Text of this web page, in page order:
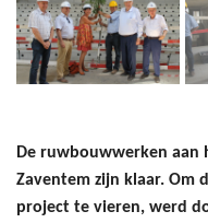
De ruwbouwwerken
Zaventem zijn klaar. Om
project te vieren, werd